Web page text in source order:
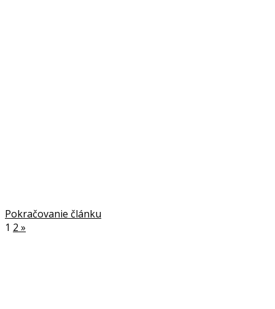
Pokračovanie článku
1 2 »